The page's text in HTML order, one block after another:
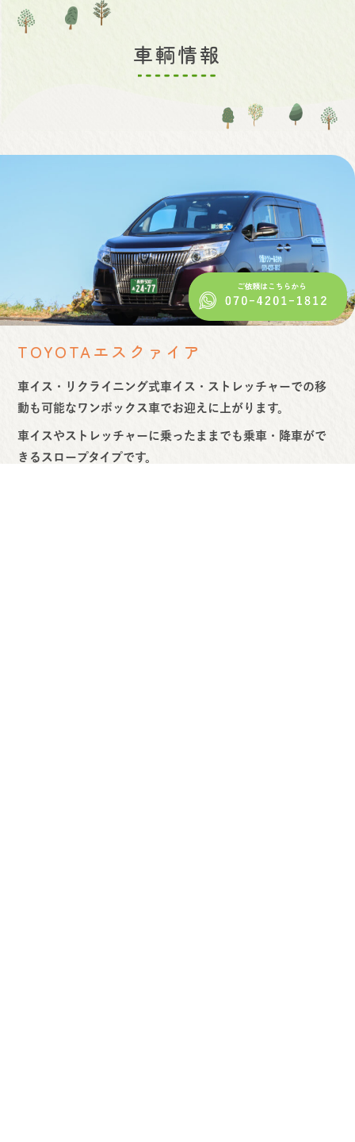
車輌情報
TOYOTAエスクァイア
車イス・リクライニング式車イス・ストレッチャーでの移
動も可能なワンボックス車でお迎えに上がります。
車イスやストレッチャーに乗ったままでも乗車・降車がで
きるスロープタイプです。